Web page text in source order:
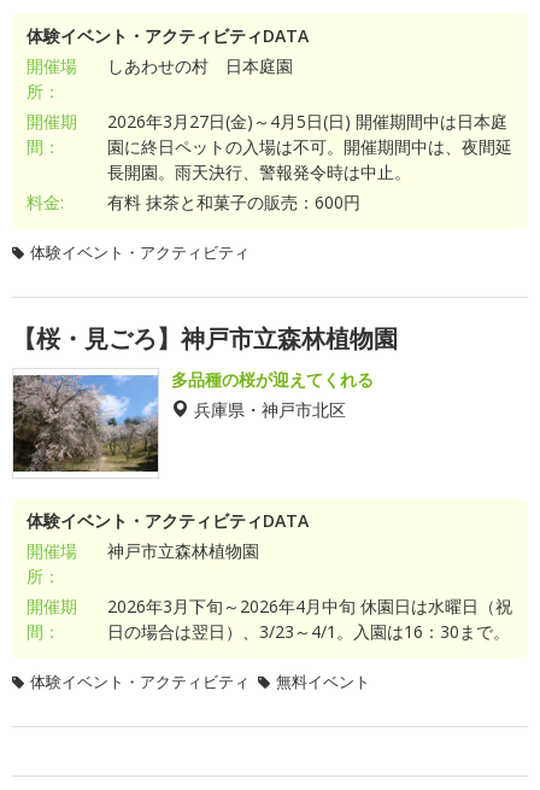
体験イベント・アクティビティDATA
開催場
所：
しあわせの村 日本庭園
開催期
間：
2026年3月27日(金)～4月5日(日) 開催期間中は日本庭
園に終日ペットの入場は不可。開催期間中は、夜間延
長開園。雨天決行、警報発令時は中止。
料金:
有料 抹茶と和菓子の販売：600円
体験イベント・アクティビティ
【桜・見ごろ】神戸市立森林植物園
多品種の桜が迎えてくれる
兵庫県・神戸市北区
体験イベント・アクティビティDATA
開催場
所：
神戸市立森林植物園
開催期
間：
2026年3月下旬～2026年4月中旬 休園日は水曜日（祝
日の場合は翌日）、3/23～4/1。入園は16：30まで。
体験イベント・アクティビティ 無料イベント